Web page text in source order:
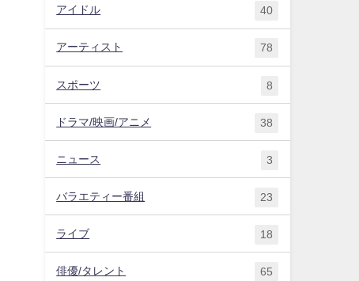
アイドル 40
アーティスト 78
スポーツ 8
ドラマ/映画/アニメ 38
ニュース 3
バラエティー番組 23
ライブ 18
俳優/タレント 65